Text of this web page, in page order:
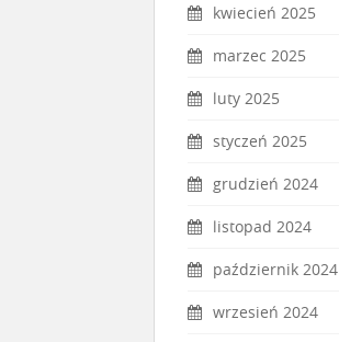
kwiecień 2025
marzec 2025
luty 2025
styczeń 2025
grudzień 2024
listopad 2024
październik 2024
wrzesień 2024